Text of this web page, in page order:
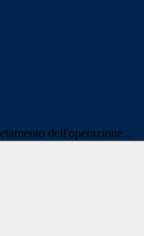
dell'operazione...